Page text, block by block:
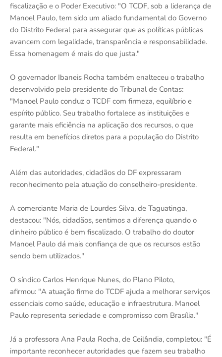
fiscalização e o Poder Executivo: "O TCDF, sob a liderança de
Manoel Paulo, tem sido um aliado fundamental do Governo
do Distrito Federal para assegurar que as políticas públicas
avancem com legalidade, transparência e responsabilidade.
Essa homenagem é mais do que justa."
O governador Ibaneis Rocha também enalteceu o trabalho
desenvolvido pelo presidente do Tribunal de Contas:
"Manoel Paulo conduz o TCDF com firmeza, equilíbrio e
espírito público. Seu trabalho fortalece as instituições e
garante mais eficiência na aplicação dos recursos, o que
resulta em benefícios diretos para a população do Distrito
Federal."
Além das autoridades, cidadãos do DF expressaram
reconhecimento pela atuação do conselheiro-presidente.
A comerciante Maria de Lourdes Silva, de Taguatinga,
destacou: "Nós, cidadãos, sentimos a diferença quando o
dinheiro público é bem fiscalizado. O trabalho do doutor
Manoel Paulo dá mais confiança de que os recursos estão
sendo bem utilizados."
O síndico Carlos Henrique Nunes, do Plano Piloto,
afirmou: "A atuação firme do TCDF ajuda a melhorar serviços
essenciais como saúde, educação e infraestrutura. Manoel
Paulo representa seriedade e compromisso com Brasília."
Já a professora Ana Paula Rocha, de Ceilândia, completou: "É
importante reconhecer autoridades que fazem seu trabalho